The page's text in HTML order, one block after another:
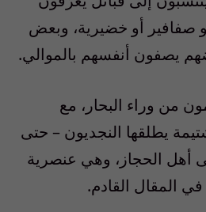
صفافير أو خضيرية، وبعض
يصفون أنفسهم بالموالي.
من وراء البحار، مع
يطلقها النجديون – حتى
أهل الحجاز، وهي عنصرية
المقال القادم.